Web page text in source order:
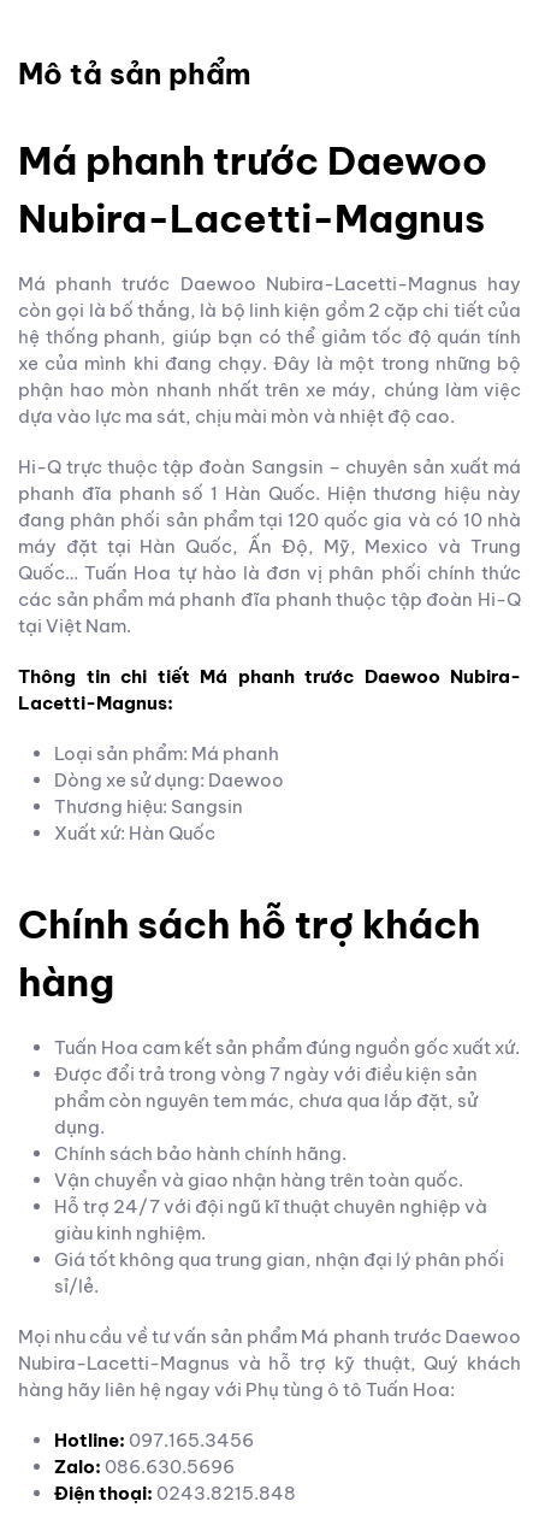
Mô tả sản phẩm
Má phanh trước Daewoo
Nubira-Lacetti-Magnus
Má phanh trước Daewoo Nubira-Lacetti-Magnus hay
còn gọi là bố thắng, là bộ linh kiện gồm 2 cặp chi tiết của
hệ thống phanh, giúp bạn có thể giảm tốc độ quán tính
xe của mình khi đang chạy. Đây là một trong những bộ
phận hao mòn nhanh nhất trên xe máy, chúng làm việc
dựa vào lực ma sát, chịu mài mòn và nhiệt độ cao.
Hi-Q trực thuộc tập đoàn Sangsin – chuyên sản xuất má
phanh đĩa phanh số 1 Hàn Quốc. Hiện thương hiệu này
đang phân phối sản phẩm tại 120 quốc gia và có 10 nhà
máy đặt tại Hàn Quốc, Ấn Độ, Mỹ, Mexico và Trung
Quốc… Tuấn Hoa tự hào là đơn vị phân phối chính thức
các sản phẩm má phanh đĩa phanh thuộc tập đoàn Hi-Q
tại Việt Nam.
Thông tin chi tiết Má phanh trước Daewoo Nubira-
Lacetti-Magnus:
Loại sản phẩm: Má phanh
Dòng xe sử dụng: Daewoo
Thương hiệu: Sangsin
Xuất xứ: Hàn Quốc
Chính sách hỗ trợ khách
hàng
Tuấn Hoa cam kết sản phẩm đúng nguồn gốc xuất xứ.
Được đổi trả trong vòng 7 ngày với điều kiện sản
phẩm còn nguyên tem mác, chưa qua lắp đặt, sử
dụng.
Chính sách bảo hành chính hãng.
Vận chuyển và giao nhận hàng trên toàn quốc.
Hỗ trợ 24/7 với đội ngũ kĩ thuật chuyên nghiệp và
giàu kinh nghiệm.
Giá tốt không qua trung gian, nhận đại lý phân phối
sỉ/lẻ.
Mọi nhu cầu về tư vấn sản phẩm Má phanh trước Daewoo
Nubira-Lacetti-Magnus và hỗ trợ kỹ thuật, Quý khách
hàng hãy liên hệ ngay với Phụ tùng ô tô Tuấn Hoa:
Hotline: 097.165.3456
Zalo: 086.630.5696
Điện thoại: 0243.8215.848